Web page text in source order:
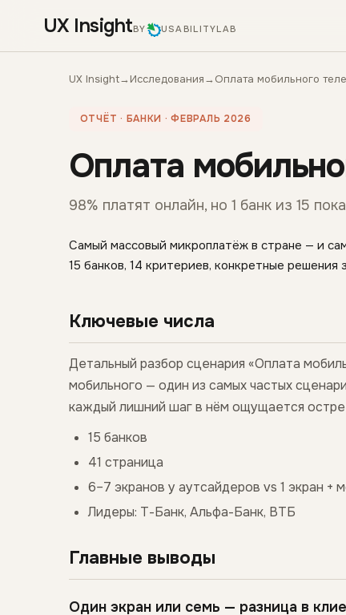
UX InsightBY USABILITYLAB
UX Insight→Исследования→Оплата мобильного
ОТЧЁТ · БАНКИ · ФЕВРАЛЬ 2026
Оплата
98% платят онлайн, но 1 банк из 15
Самый массовый микроплатёж в стране — и
15 банков, 14 критериев, конкретные решения
Ключевые числа
Детальный разбор сценария «Оплата
мобильного — один из самых частых
каждый лишний шаг в нём ощущается
15 банков
41 страница
6–7 экранов у аутсайдеров vs 1 экран +
Лидеры: Т-Банк, Альфа-Банк, ВТБ
Главные выводы
Один экран или семь — разница в